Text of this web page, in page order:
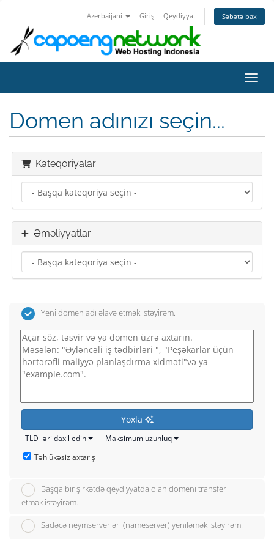
Azerbaijani Giriş Qeydiyyat Səbətə bax
Domen adınızı seçin...
Kateqoriyalar
Əməliyyatlar
Yeni domen adı əlavə etmək istəyirəm.
Yoxla
TLD-ləri daxil edin
Maksimum uzunluq
Təhlükəsiz axtarış
Başqa bir şirkətdə qeydiyyatda olan domeni transfer
etmək istəyirəm.
Sadəcə neymserverləri (nameserver) yeniləmək istəyirəm.